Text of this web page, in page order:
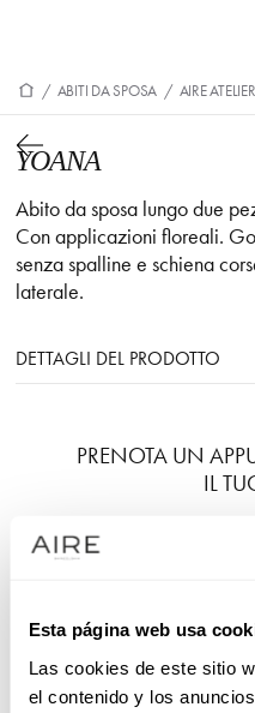
Esta página web usa
Las cookies de este sitio
el contenido y los
/ ABITI DA SPOSA / AIRE ATELIER
YOANA
Abito da sposa lungo due
Con applicazioni floreali.
senza spalline e schiena
laterale.
DETTAGLI DEL PRODOTTO
PRENOTA UN
IL